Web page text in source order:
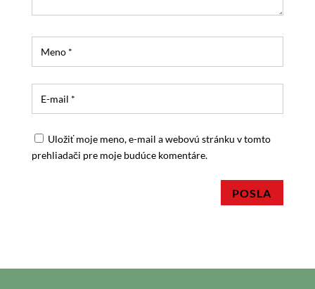
Uložiť moje meno, e-mail a webovú stránku v tomto
prehliadači pre moje budúce komentáre.
POSLA